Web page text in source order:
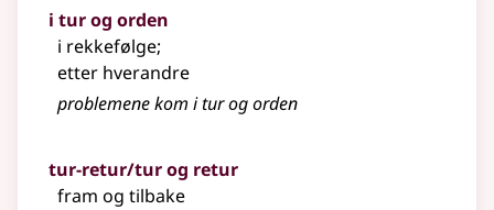
i tur og orden
i rekkefølge;
etter hverandre
problemene kom i tur og orden
tur-retur/tur og retur
fram og tilbake